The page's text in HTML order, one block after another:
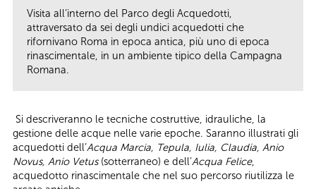
Visita all’interno del Parco degli Acquedotti,
attraversato da sei degli undici acquedotti che
rifornivano Roma in epoca antica, più uno di epoca
rinascimentale, in un ambiente tipico della Campagna
Romana.
Si descriveranno le tecniche costruttive, idrauliche, la
gestione delle acque nelle varie epoche. Saranno illustrati gli
acquedotti dell’Acqua Marcia, Tepula, Iulia, Claudia, Anio
Novus, Anio Vetus (sotterraneo) e dell’Acqua Felice,
acquedotto rinascimentale che nel suo percorso riutilizza le